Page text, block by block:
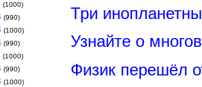
(1000)
(990)
(1000)
(990)
(1000)
(990)
(1000)
Три
Узнайте о
Физик перешёл